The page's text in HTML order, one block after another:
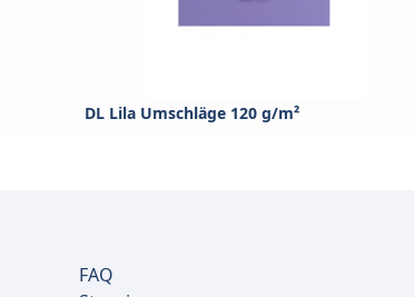
DL Lila Umschläge 120 g/m²
FAQ